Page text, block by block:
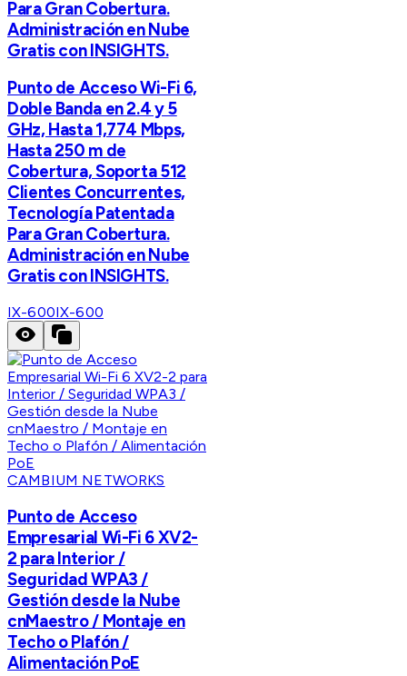
Para Gran Cobertura.
Administración en Nube
Gratis con INSIGHTS.
Punto de Acceso Wi-Fi 6,
Doble Banda en 2.4 y 5
GHz, Hasta 1,774 Mbps,
Hasta 250 m de
Cobertura, Soporta 512
Clientes Concurrentes,
Tecnología Patentada
Para Gran Cobertura.
Administración en Nube
Gratis con INSIGHTS.
IX-600IX-600
CAMBIUM NETWORKS
Punto de Acceso
Empresarial Wi-Fi 6 XV2-
2 para Interior /
Seguridad WPA3 /
Gestión desde la Nube
cnMaestro / Montaje en
Techo o Plafón /
Alimentación PoE